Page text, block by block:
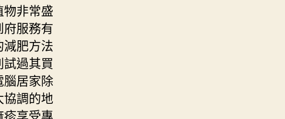
非常盛
服務有
肥方法
過其買
居家除
調的地
享受專